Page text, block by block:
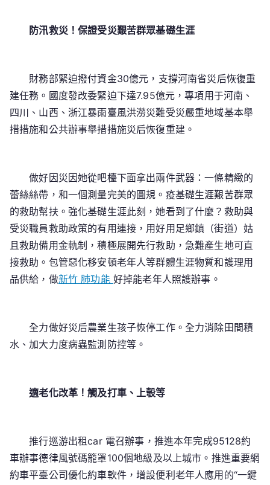
防汛救災！保證受災艱苦群眾基礎生涯
財務部緊迫撥付資金30億元，支撐河南省災后恢復重
建任務。國度發改委緊迫下達7.95億元，專項用于河南、
四川、山西、浙江暴雨臺風洪澇災難受災嚴重地域基本舉
措措施和公共辦事舉措措施災后恢復重建。
做好因災因她從吧檯下面拿出兩件武器：一條精緻的
蕾絲絲帶，和一個測量完美的圓規。疫基礎生涯艱苦群眾
的救助幫扶。強化基礎生涯此刻，她看到了什麼？救助與
受災職員救助政策的有用連接，用好用足鄉鎮（街道）姑
且救助備用金軌制，積極展開先行救助，急難產生地可直
接救助。包管惡化移安頓老年人等群體生涯物質和護理用
品供給，做新竹 肺功能 好掉能老年人照護辦事。
全力做好災后農業生孩子恢停工作。全力消除田間積
水、加大力度病蟲監測防控等。
適老化改革！觸及打車、上彀等
推行巡游出租car 電召辦事，推進本年完成95128約
車辦事德律風號碼籠罩100個地級及以上城市。推進重要網
約車平臺公司優化約車軟件，增設便利老年人應用的“一鍵